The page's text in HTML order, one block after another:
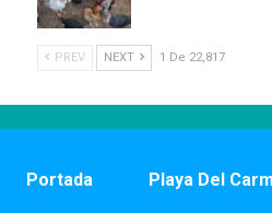
PREV NEXT 1 De 22,817
Portada Playa Del